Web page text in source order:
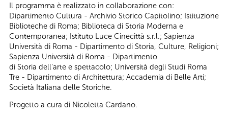
Il programma è realizzato in collaborazione con:
Dipartimento Cultura - Archivio Storico Capitolino; Istituzione
Biblioteche di Roma; Biblioteca di Storia Moderna e
Contemporanea; Istituto Luce Cinecittà s.r.l.; Sapienza
Università di Roma - Dipartimento di Storia, Culture, Religioni;
Sapienza Università di Roma - Dipartimento
di Storia dell'arte e spettacolo; Università degli Studi Roma
Tre - Dipartimento di Architettura; Accademia di Belle Arti;
Società Italiana delle Storiche.
Progetto a cura di Nicoletta Cardano.